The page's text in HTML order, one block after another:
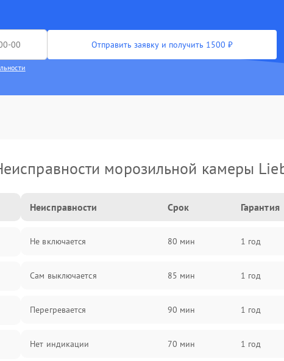
Отправить заявку и получить 1500 ₽
морозильной камеры
Неисправности Срок Гарантия
Не включается 80 мин 1 год
Сам выключается 85 мин 1 год
Перегревается 90 мин 1 год
Нет индикации 70 мин 1 год